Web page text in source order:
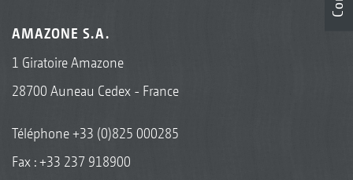
AMAZONE S.A.
1 Giratoire Amazone
28700 Auneau Cedex - France
Téléphone+33 (0)825 000285
Fax : +33 237 918900